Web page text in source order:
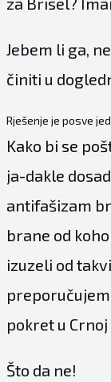
Jebem li ga,
činiti u
Rješenje je posve
Kako bi se
ja-dakle
antifašizam
brane od
izuzeli od
pokret u
Što da ne!